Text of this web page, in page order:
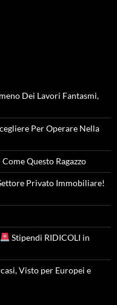
Dei Lavori Fantasmi,
Per Operare Nella
Questo Ragazzo
Privato Immobiliare!
Stipendi RIDICOLI in
Visto per Europei e